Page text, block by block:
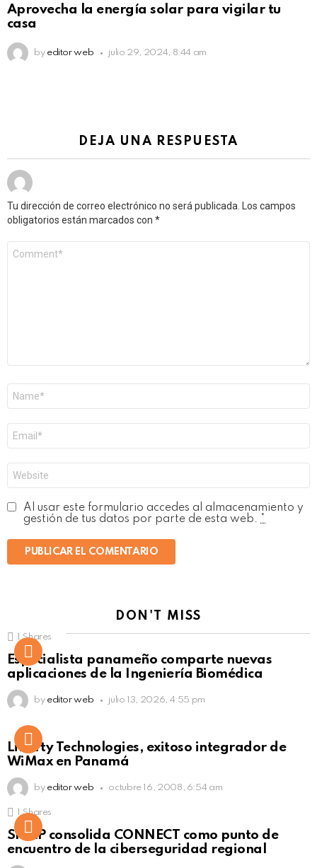
Aprovecha la energía solar para vigilar tu
casa
by editor web julio 29, 2024, 8:44 am
DEJA UNA RESPUESTA
Tu dirección de correo electrónico no será publicada.
Los campos
obligatorios están marcados con *
electrónico
*
Al usar este formulario accedes al almacenamiento y
gestión de tus datos por parte de esta web.
DON'T MISS
Click to view this post
Shares
Especialista panameño comparte nuevas
aplicaciones de la Ingeniería Biomédica
by editor web julio 13, 2026, 4:55 pm
Liberty Technologies, exitoso integrador de
WiMax en Panamá
by editor web octubre 16, 2008, 6:54 am
Click to view this post
Shares
SISAP consolida CONNECT como punto de
encuentro de la ciberseguridad regional